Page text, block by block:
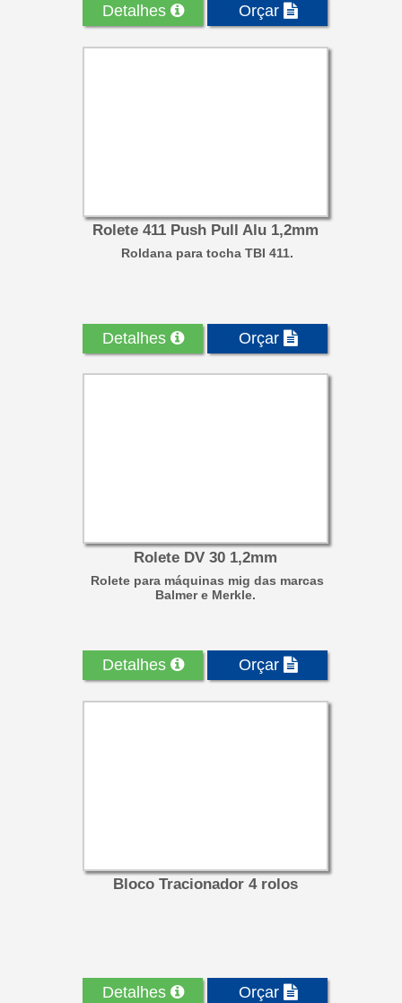
Detalhes Orçar
Rolete 411 Push Pull Alu 1,2mm
Roldana para tocha TBI 411.
Detalhes Orçar
Rolete DV 30 1,2mm
Rolete para máquinas mig das marcas
Balmer e Merkle.
Detalhes Orçar
Bloco Tracionador 4 rolos
Detalhes Orçar